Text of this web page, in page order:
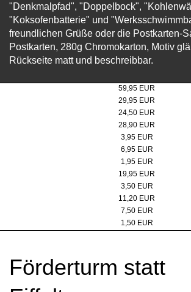
"Denkmalpfad", "Doppelbock",
"Koksofenbatterie" und
freundlichen Grüße oder die Postkarten-
Postkarten, 280g Chromokarton, Motiv
Rückseite matt und beschreibbar.
59,95 EUR
Bildband-Zollverein. UNESCO-Welterbe -
29,95 EUR
Metall-Drehkugelschreiber
24,50 EUR
LAMY safari Füllhalter
28,90 EUR
Postkartenset 6er
3,95 EUR
Zechenblume
6,95 EUR
Radiergummi
1,95 EUR
Skizzenheft
19,95 EUR
Millimeterpapier-Schreibblock
3,50 EUR
Zeichenset
11,20 EUR
knetbares Radiergummi
7,50 EUR
Bleistift (HB)
1,50 EUR
Förderturm statt